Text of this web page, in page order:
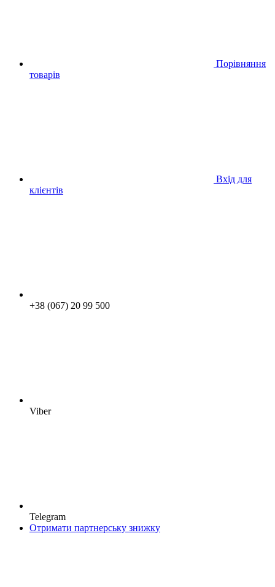
Порівняння
товарів
Вхід для
клієнтів
+38 (067) 20 99 500
Viber
Telegram
Отримати партнерську знижку